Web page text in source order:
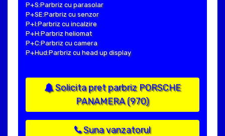
P+S:Parbriz cu parasolar
P+SE:Parbriz cu senzor
P+I:Parbriz cu incalzire
P+H:Parbriz heliomat
P+C:Parbriz cu camera
P+Hud:Parbriz cu head up display
Solicita pret parbriz PORSCHE
PANAMERA (970)
Suna vanzatorul